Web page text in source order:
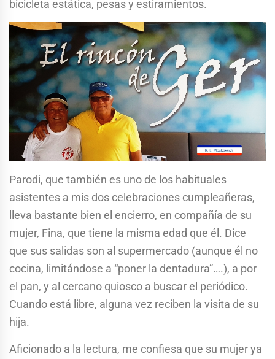
bicicleta estática, pesas y estiramientos.
Parodi, que también es uno de los habituales
asistentes a mis dos celebraciones cumpleañeras,
lleva bastante bien el encierro, en compañía de su
mujer, Fina, que tiene la misma edad que él. Dice
que sus salidas son al supermercado (aunque él no
cocina, limitándose a “poner la dentadura”….), a por
el pan, y al cercano quiosco a buscar el periódico.
Cuando está libre, alguna vez reciben la visita de su
hija.
Aficionado a la lectura, me confiesa que su mujer ya